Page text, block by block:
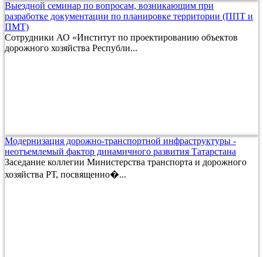
Выездной семинар по вопросам, возникающим при
разработке документации по планировке территории (ППТ и
ПМТ)
Сотрудники АО «Институт по проектированию объектов
дорожного хозяйства Республи...
Модернизация дорожно-транспортной инфраструктуры -
неотъемлемый фактор динамичного развития Татарстана
Заседание коллегии Министерства транспорта и дорожного
хозяйства РТ, посвященно�...